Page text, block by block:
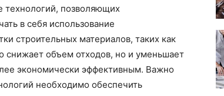
позволяющих
в себя использование
строительных материалов, таких как
снижает объем отходов, но и уменьшает
экономически эффективным. Важно
необходимо обеспечить